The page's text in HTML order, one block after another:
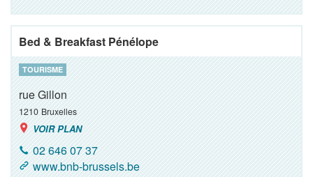
Bed & Breakfast Pénélope
TOURISME
rue Gillon
1210 Bruxelles
VOIR PLAN
02 646 07 37
www.bnb-brussels.be